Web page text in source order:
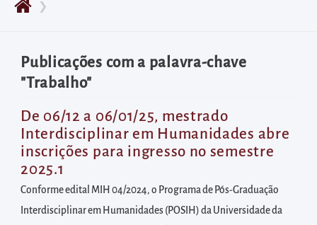
principal
Acessar
diretamente
o
menu
principal
Acessar
diretamente
à
❯
Publicações com a palavra-chave
"Trabalho"
De 06/12 a 06/01/25, mestrado
Interdisciplinar em Humanidades abre
inscrições para ingresso no semestre
2025.1
Conforme edital MIH 04/2024, o Programa de Pós-Graduação
Interdisciplinar em Humanidades (POSIH) da Universidade da